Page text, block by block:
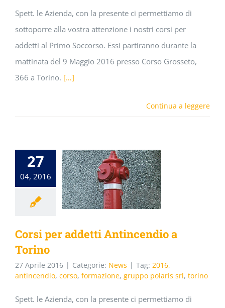
Spett. le Azienda, con la presente ci permettiamo di
sottoporre alla vostra attenzione i nostri corsi per
addetti al Primo Soccorso. Essi partiranno durante la
mattinata del 9 Maggio 2016 presso Corso Grosseto,
366 a Torino. […]
Continua a leggere
27
04, 2016
Corsi per addetti Antincendio a
Torino
27 Aprile 2016 | Categorie: News | Tag: 2016,
antincendio, corso, formazione, gruppo polaris srl, torino
Spett. le Azienda, con la presente ci permettiamo di